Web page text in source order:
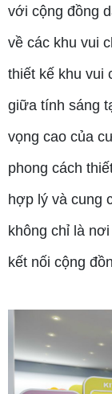
với cộng đồng
về các khu vui
thiết kế khu vui
giữa tính sáng
vọng cao của
phong cách
hợp lý và cung
không chỉ là
kết nối cộng